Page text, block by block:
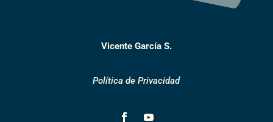
Vicente García S.
Política de Privacidad